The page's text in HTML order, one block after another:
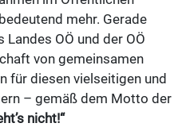
mehr. Gerade
OÖ und der OÖ
von gemeinsamen
für diesen vielseitigen und
– gemäß dem Motto der
nicht!“